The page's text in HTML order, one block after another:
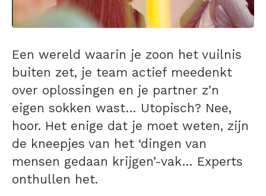
Een wereld waarin je zoon het vuilnis
buiten zet, je team actief meedenkt
over oplossingen en je partner z’n
eigen sokken wast… Utopisch? Nee,
hoor. Het enige dat je moet weten, zijn
de kneepjes van het ‘dingen van
mensen gedaan krijgen’-vak… Experts
onthullen het.